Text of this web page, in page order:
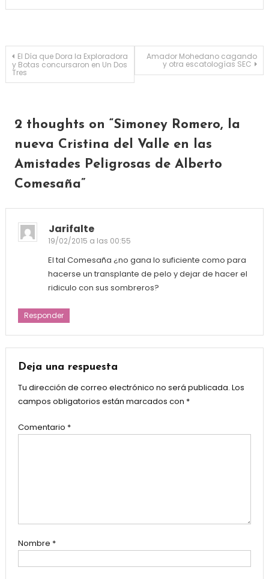
Navegación de entradas
El Día que Dora la Exploradora
y Botas concursaron en Un Dos
Tres
Amador Mohedano cagando
y otra escatologías SEC
2 thoughts on “Simoney Romero, la
nueva Cristina del Valle en las
Amistades Peligrosas de Alberto
Comesaña”
Jarifalte
19/02/2015 a las 00:55
El tal Comesaña ¿no gana lo suficiente como para
hacerse un transplante de pelo y dejar de hacer el
ridiculo con sus sombreros?
Responder
Deja una respuesta
Tu dirección de correo electrónico no será publicada. Los
campos obligatorios están marcados con *
Comentario *
Nombre *